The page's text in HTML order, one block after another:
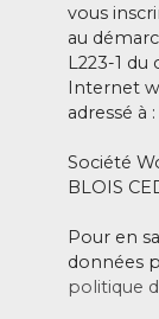
vous
au
L223-1
Internet
adressé à :
Société
BLOIS
Pour en
données
politique